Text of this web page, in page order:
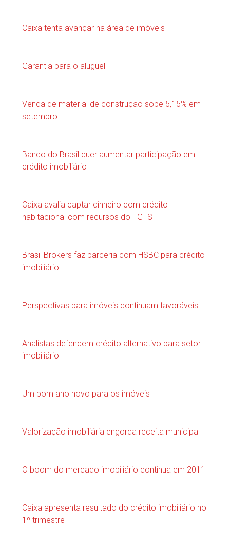
Caixa tenta avançar na área de imóveis
Garantia para o aluguel
Venda de material de construção sobe 5,15% em
setembro
Banco do Brasil quer aumentar participação em
crédito imobiliário
Caixa avalia captar dinheiro com crédito
habitacional com recursos do FGTS
Brasil Brokers faz parceria com HSBC para crédito
imobiliário
Perspectivas para imóveis continuam favoráveis
Analistas defendem crédito alternativo para setor
imobiliário
Um bom ano novo para os imóveis
Valorização imobiliária engorda receita municipal
O boom do mercado imobiliário continua em 2011
Caixa apresenta resultado do crédito imobiliário no
1º trimestre